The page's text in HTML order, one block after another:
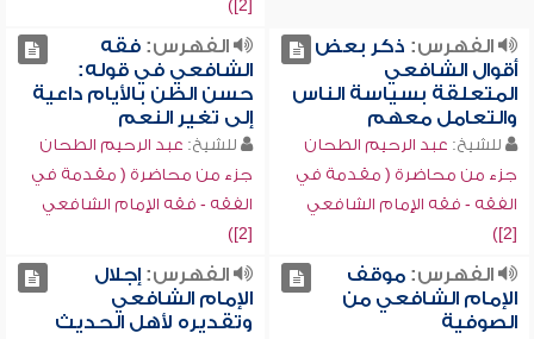
[2])
الفهرس: ذكر بعض
أقوال الشافعي
المتعلقة بسياسة الناس
والتعامل معهم
للشيخ: عبد الرحيم الطحان
جزء من محاضرة ( مقدمة في
الفقه - فقه الإمام الشافعي
[2])
الفهرس:فقه
الشافعي في قوله:
حسن الظن بالأيام داعية
إلى تغير النعم
للشيخ: عبد الرحيم الطحان
جزء من محاضرة ( مقدمة في
الفقه - فقه الإمام الشافعي
[2])
الفهرس:موقف
الإمام الشافعي من
الصوفية
الفهرس:إجلال
الإمام الشافعي
وتقديره لأهل الحديث